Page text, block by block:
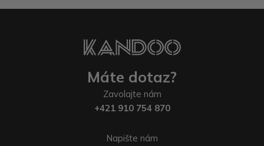
Máte dotaz?
Zavolajte nám
+421 910 754 870
Napište nám